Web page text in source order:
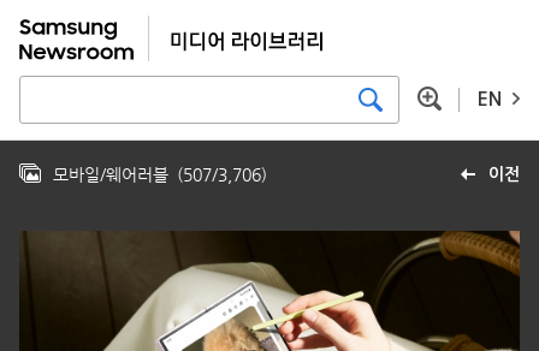
EN
이전
모바일/웨어러블 (507/3,706)